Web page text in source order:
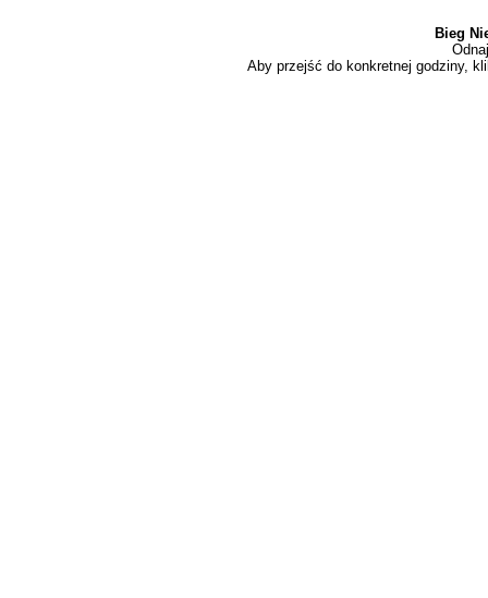
Bieg
Aby przejść do konkretnej godziny,